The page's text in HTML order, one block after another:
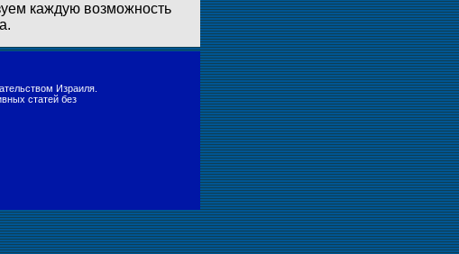
каждую возможность
Израиля.
статей без